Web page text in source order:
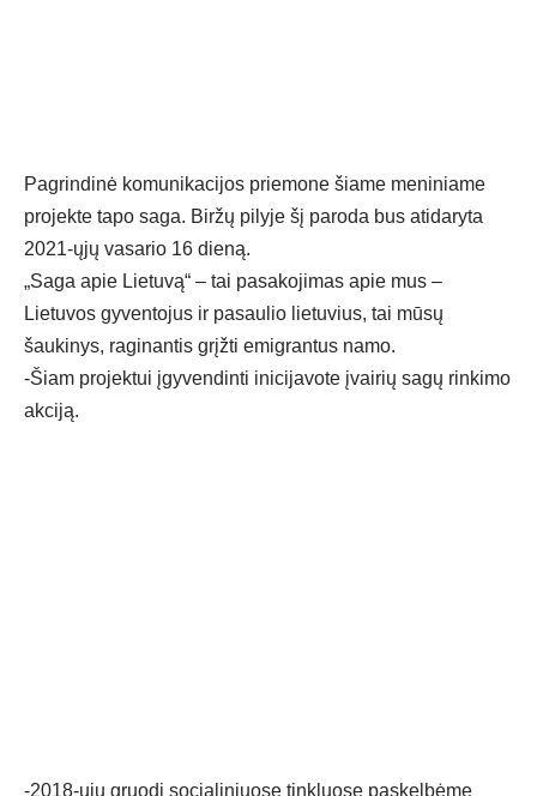
Pagrindinė komunikacijos priemone šiame meniniame
projekte tapo saga. Biržų pilyje šį paroda bus atidaryta
2021-ųjų vasario 16 dieną.
„Saga apie Lietuvą“ – tai pasakojimas apie mus –
Lietuvos gyventojus ir pasaulio lietuvius, tai mūsų
šaukinys, raginantis grįžti emigrantus namo.
-Šiam projektui įgyvendinti inicijavote įvairių sagų rinkimo
akciją.
-2018-ųjų gruodį socialiniuose tinkluose paskelbėme